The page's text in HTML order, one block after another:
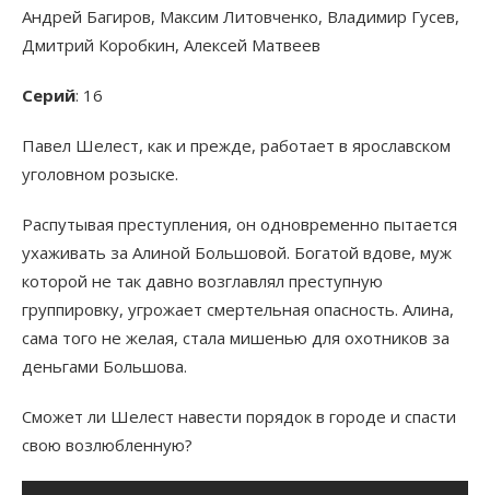
Андрей Багиров, Максим Литовченко, Владимир Гусев,
Дмитрий Коробкин, Алексей Матвеев
Серий: 16
Павел Шелест, как и прежде, работает в ярославском
уголовном розыске.
Распутывая преступления, он одновременно пытается
ухаживать за Алиной Большовой. Богатой вдове, муж
которой не так давно возглавлял преступную
группировку, угрожает смертельная опасность. Алина,
сама того не желая, стала мишенью для охотников за
деньгами Большова.
Сможет ли Шелест навести порядок в городе и спасти
свою возлюбленную?